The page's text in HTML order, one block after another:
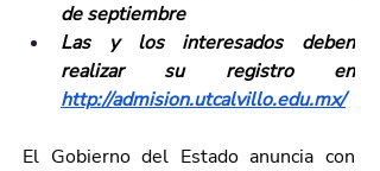
de septiembre
Las y los interesados deben
http://admision.utcalvillo.edu.mx/
El Gobierno del Estado anuncia con